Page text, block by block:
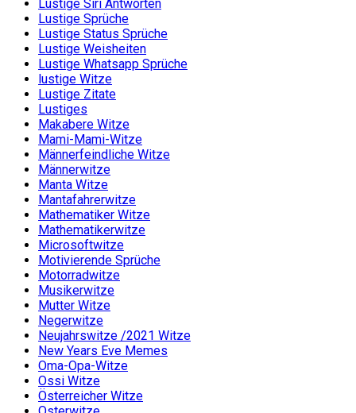
Lustige Siri Antworten
Lustige Sprüche
Lustige Status Sprüche
Lustige Weisheiten
Lustige Whatsapp Sprüche
lustige Witze
Lustige Zitate
Lustiges
Makabere Witze
Mami-Mami-Witze
Männerfeindliche Witze
Männerwitze
Manta Witze
Mantafahrerwitze
Mathematiker Witze
Mathematikerwitze
Microsoftwitze
Motivierende Sprüche
Motorradwitze
Musikerwitze
Mutter Witze
Negerwitze
Neujahrswitze /2021 Witze
New Years Eve Memes
Oma-Opa-Witze
Ossi Witze
Österreicher Witze